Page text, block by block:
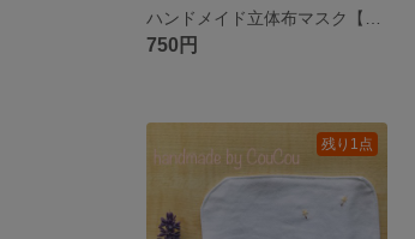
750円
残り1点